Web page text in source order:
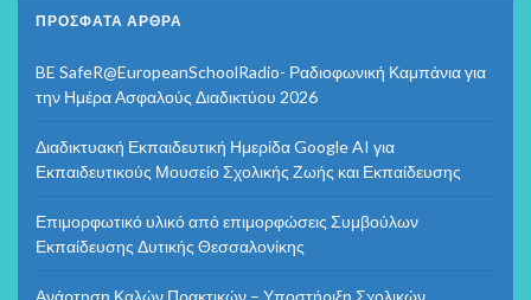
ΠΡΌΣΦΑΤΑ ΆΡΘΡΑ
BE SafeR@EuropeanSchoolRadio- Ραδιοφωνική Καμπάνια για
την Ημέρα Ασφαλούς Διαδικτύου 2026
Διαδικτυακή Εκπαιδευτική Ημερίδα Google AI για
Εκπαιδευτικούς Μουσείο Σχολικής Ζωής και Εκπαίδευσης
Επιμορφωτικό υλικό από επιμορφώσεις Συμβούλων
Εκπαίδευσης Δυτικής Θεσσαλονίκης